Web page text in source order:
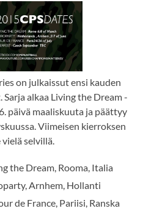
on julkaissut ensi kauden
alkaa Living the Dream -
päivä maaliskuuta ja päättyy
Viimeisen kierroksen
selvillä.
the Dream, Rooma, Italia
Arnhem, Hollanti
de France, Pariisi, Ranska